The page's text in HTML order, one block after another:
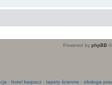
Powered by phpBB
- hotel karpacz- tapety ścienne - obsługa